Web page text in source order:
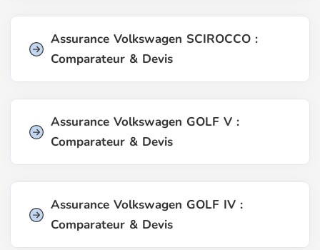
Assurance Volkswagen SCIROCCO :
Comparateur & Devis
Assurance Volkswagen GOLF V :
Comparateur & Devis
Assurance Volkswagen GOLF IV :
Comparateur & Devis